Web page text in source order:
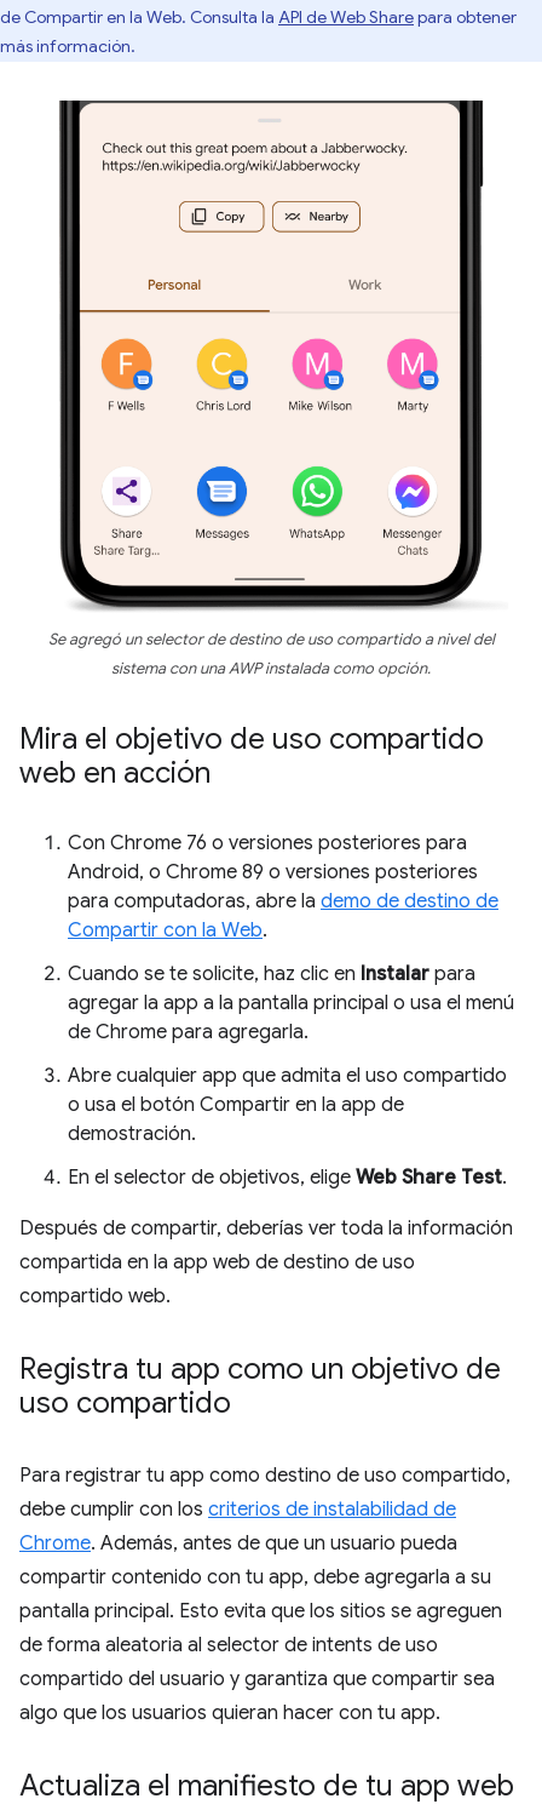
de Compartir en la Web. Consulta la API de Web Sharepara obtener
más información.
Se agregó un selector de destino de uso compartido a nivel del
sistema con una AWP instalada como opción.
Mira el objetivo de uso compartido
web en acción
Con Chrome 76 o versiones posteriores para
Android, o Chrome 89 o versiones posteriores
para computadoras, abre la demo de destino de
Compartir con la Web.
Cuando se te solicite, haz clic en Instalar para
agregar la app a la pantalla principal o usa el menú
de Chrome para agregarla.
Abre cualquier app que admita el uso compartido
o usa el botón Compartir en la app de
demostración.
En el selector de objetivos, elige Web Share Test.
Después de compartir, deberías ver toda la información
compartida en la app web de destino de uso
compartido web.
Registra tu app como un objetivo de
uso compartido
Para registrar tu app como destino de uso compartido,
debe cumplir con los criterios de instalabilidad de
Chrome. Además, antes de que un usuario pueda
compartir contenido con tu app, debe agregarla a su
pantalla principal. Esto evita que los sitios se agreguen
de forma aleatoria al selector de intents de uso
compartido del usuario y garantiza que compartir sea
algo que los usuarios quieran hacer con tu app.
Actualiza el manifiesto de tu app web